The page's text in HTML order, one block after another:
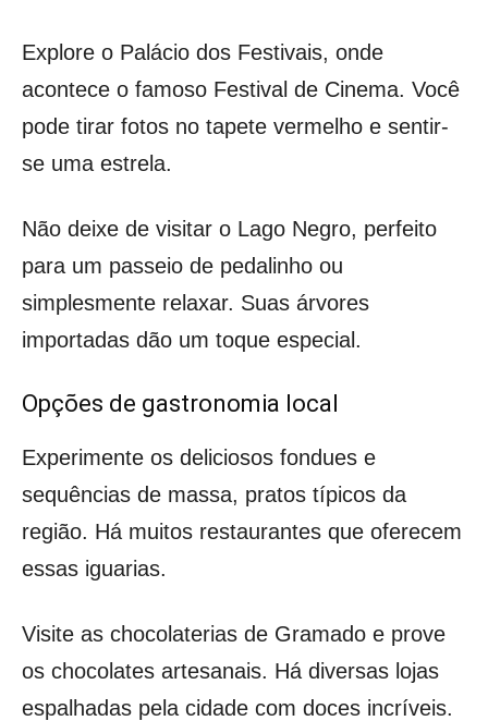
Explore o Palácio dos Festivais, onde
acontece o famoso Festival de Cinema. Você
pode tirar fotos no tapete vermelho e sentir-
se uma estrela.
Não deixe de visitar o Lago Negro, perfeito
para um passeio de pedalinho ou
simplesmente relaxar. Suas árvores
importadas dão um toque especial.
Opções de gastronomia local
Experimente os deliciosos fondues e
sequências de massa, pratos típicos da
região. Há muitos restaurantes que oferecem
essas iguarias.
Visite as chocolaterias de Gramado e prove
os chocolates artesanais. Há diversas lojas
espalhadas pela cidade com doces incríveis.